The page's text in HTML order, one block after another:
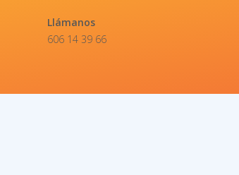
Llámanos
606 14 39 66